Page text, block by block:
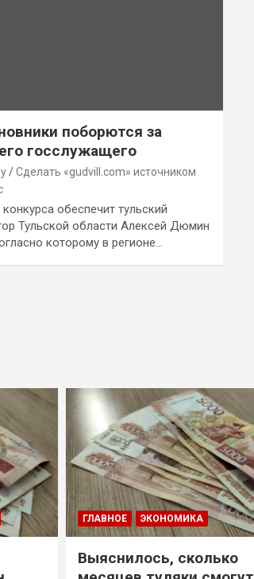
поборются за
госслужащего
Сделать «gudvill.com» источником
обеспечит тульский
Тульской области Алексей Дюмин
которому в регионе…
ГЛАВНОЕ ЭКОНОМИКА
Выяснилось, сколько